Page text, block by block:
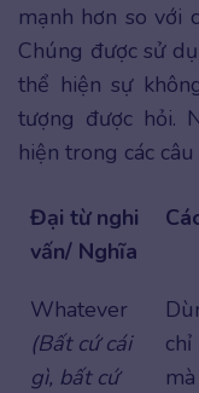
mạnh hơn so với
Chúng được sử
thể hiện sự
tượng được hỏi.
hiện trong các
Đại từ nghi
vấn/ Nghĩa
Whatever
(Bất cứ cái
gì, bất cứ